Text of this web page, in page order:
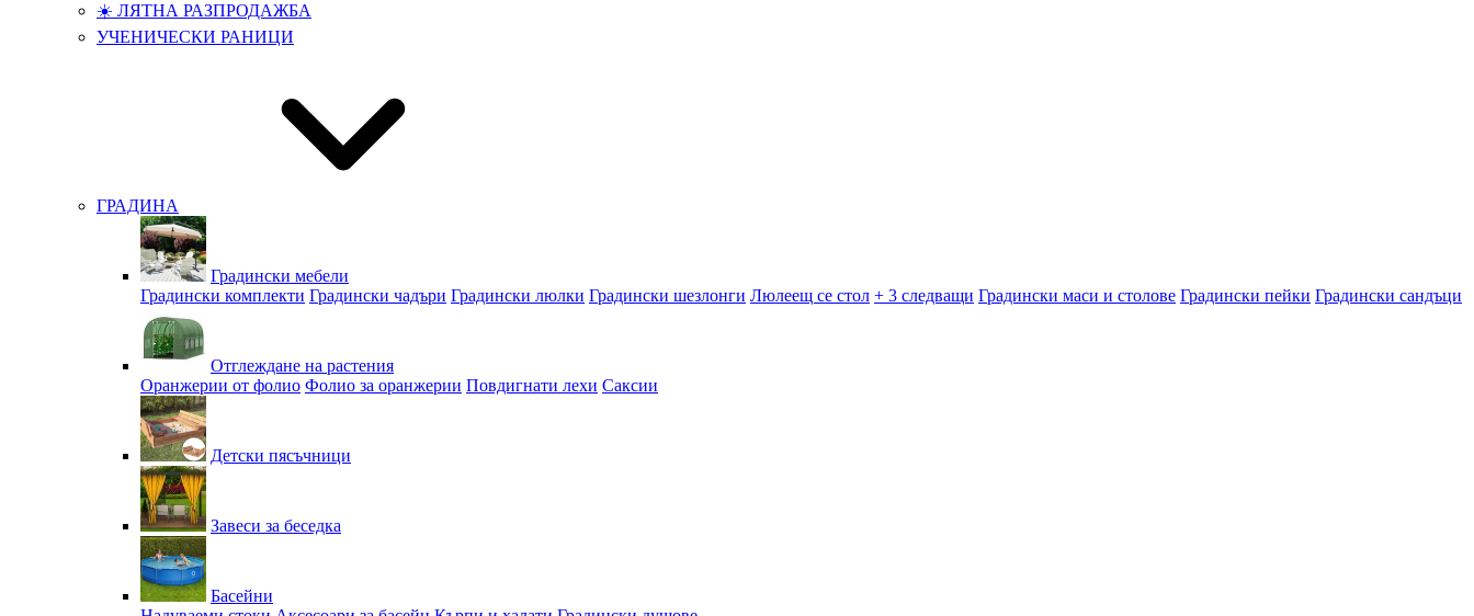
☀️ ЛЯТНА РАЗПРОДАЖБА
УЧЕНИЧЕСКИ РАНИЦИ
ГРАДИНА
Градински мебели
Градински комплекти Градински чадъри Градински люлки Градински шезлонги Люлеещ се стол + 3 следващи Градински маси и столове Градински пейки Градински сандъци
Отглеждане на растения
Оранжерии от фолио Фолио за оранжерии Повдигнати лехи Саксии
Детски пясъчници
Завеси за беседка
Басейни